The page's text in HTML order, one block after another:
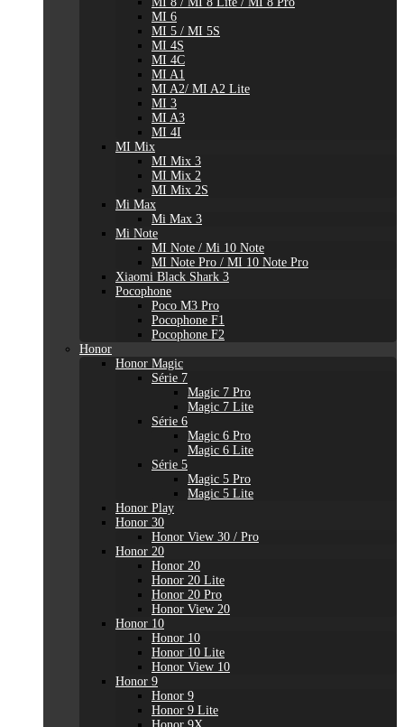
MI 6
MI 5 / MI 5S
MI 4S
MI 4C
MI A1
MI A2/ MI A2 Lite
MI 3
MI A3
MI 4I
MI Mix
MI Mix 3
MI Mix 2
MI Mix 2S
Mi Max
Mi Max 3
Mi Note
MI Note / Mi 10 Note
MI Note Pro / MI 10 Note Pro
Xiaomi Black Shark 3
Pocophone
Poco M3 Pro
Pocophone F1
Pocophone F2
Honor
Honor Magic
Série 7
Magic 7 Pro
Magic 7 Lite
Série 6
Magic 6 Pro
Magic 6 Lite
Série 5
Magic 5 Pro
Magic 5 Lite
Honor Play
Honor 30
Honor View 30 / Pro
Honor 20
Honor 20
Honor 20 Lite
Honor 20 Pro
Honor View 20
Honor 10
Honor 10
Honor 10 Lite
Honor View 10
Honor 9
Honor 9
Honor 9 Lite